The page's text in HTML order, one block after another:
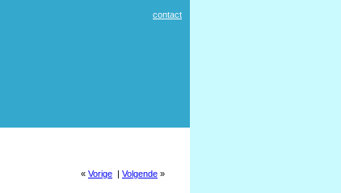
contact
« Vorige | Volgende »